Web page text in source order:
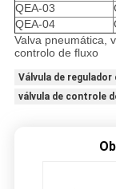
QEA-03
QEA-04
Valva pneumática,
controlo de fluxo
Válvula de
válvula de controle